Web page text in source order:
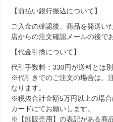
【前払い銀行振込について】
ご入金の確認後、商品を発送い
店からの注文確認メールの後で
【代金引換について】
代引手数料：330円が送料とは別
※代引きでのご注文の場合は、
なります。
※税抜合計金額5万円以上の場
カードにてお願いします。
※【卸販売用】の表記がある商